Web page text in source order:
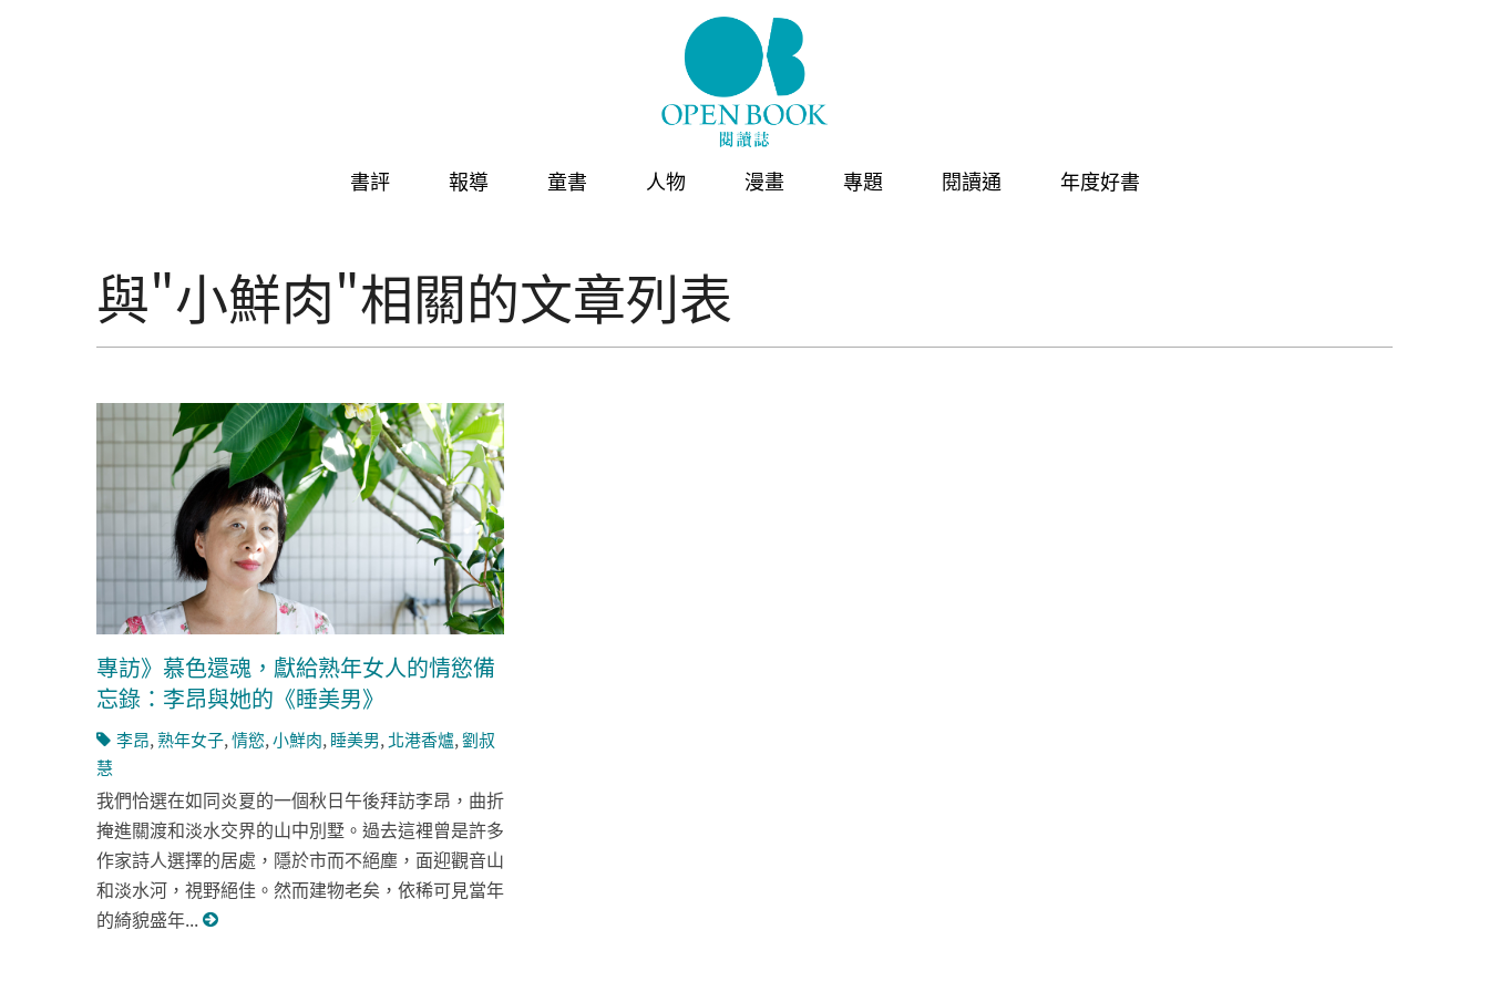
書評 報導 童書 人物 漫畫 專題 閱讀通 年度好書
與"小鮮肉"相關的文章列表
專訪》慕色還魂，獻給熟年女人的情慾備
忘錄：李昂與她的《睡美男》
李昂,熟年女子,情慾,小鮮肉, 睡美男, 北港香爐,劉叔
慧
我們恰選在如同炎夏的一個秋日午後拜訪李昂，曲折
掩進關渡和淡水交界的山中別墅。過去這裡曾是許多
作家詩人選擇的居處，隱於市而不絕塵，面迎觀音山
和淡水河，視野絕佳。然而建物老矣，依稀可見當年
的綺貌盛年...